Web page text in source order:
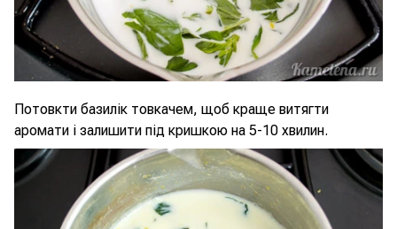
Потовкти базилік товкачем, щоб краще витягти
аромати і залишити під кришкою на 5-10 хвилин.